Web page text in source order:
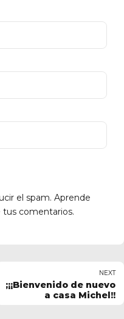
el spam. Aprende
tus comentarios.
NEXT
;¡¡Bienvenido de nuevo
a casa Michel!!